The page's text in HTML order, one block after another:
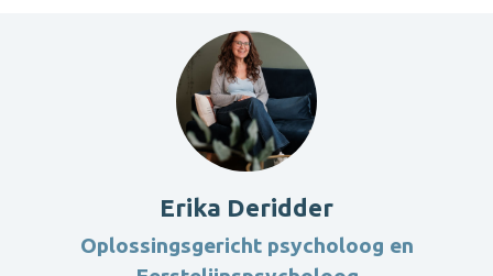
Erika Deridder
Oplossingsgericht psycholoog en